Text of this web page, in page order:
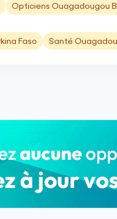
Opticiens Ouagadougou
Faso
Santé